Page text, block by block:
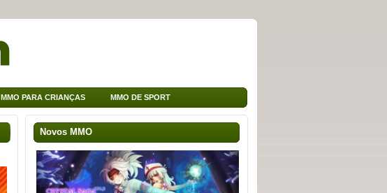
MMO PARA CRIANÇAS MMO DE SPORT
Novos MMO